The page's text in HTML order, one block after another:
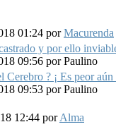
01:24 porMacurenda
y por ello
09:56 porPaulino
Cerebro ? ¡ Es peor aún
09:53 porPaulino
12:44 porAlma